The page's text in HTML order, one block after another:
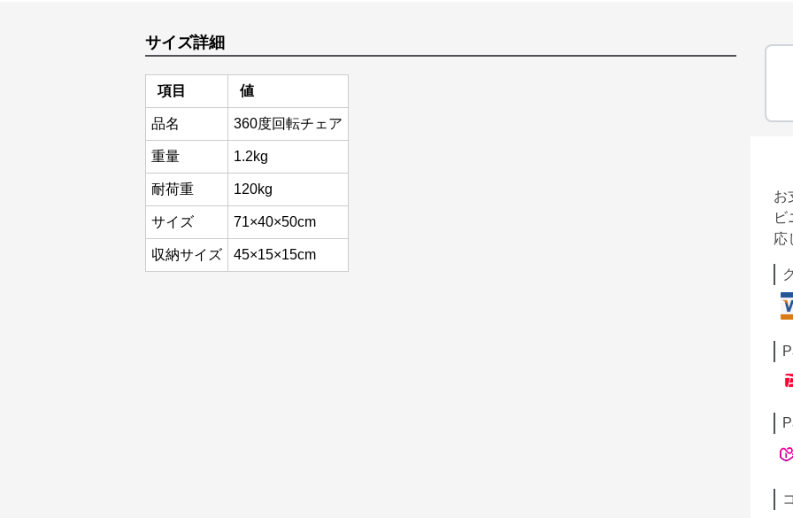
サイズ詳細
項目 値
品名 360度回転チェア
重量 1.2kg
耐荷重 120kg
サイズ 71×40×50cm
収納サイズ 45×15×15cm
お
ビ
応